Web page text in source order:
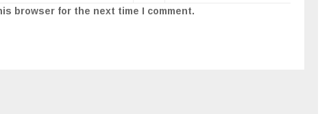
browser for the next time I comment.